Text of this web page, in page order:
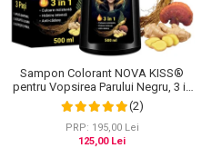
Sampon Colorant NOVA KISS®
pentru Vopsirea Parului Negru, 3 in
1, Acoperire Fire Albe, 500 ml
(2)
PRP: 195,00 Lei
125,00 Lei